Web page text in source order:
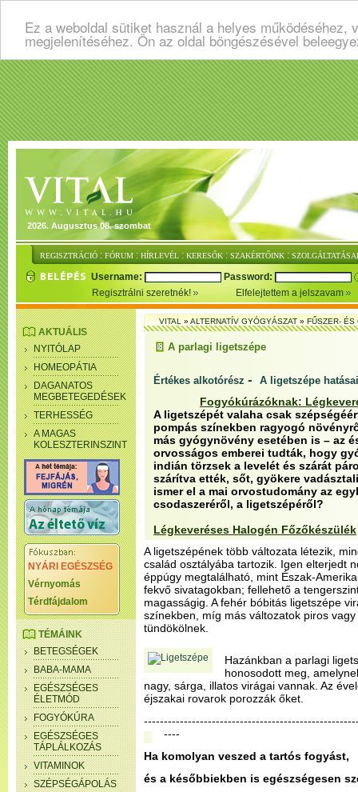
Ez a weboldal sütiket használ a helyes
megjelenítéséhez. Ön az oldal böngészésével
2026. Augusztus 08. szombat
REGISZTRÁCIÓ : FÓRUM : HÍRLEVÉL : KERESŐK : SZAKÉRTŐINK :
Username:
Password:
Regisztrálni szeretnék!
Elfelejtettem a jelszavam
AKTUÁLIS
NYITÓLAP
HOMEOPÁTIA
DAGANATOS
MEGBETEGEDÉSEK
TERHESSÉG
A MAGAS
KOLESZTERINSZINT
NYÁRI EGÉSZSÉG
Vérnyomás
Térdfájdalom
TÉMÁINK
BETEGSÉGEK
BABA-MAMA
EGÉSZSÉGES
ÉLETMÓD
FOGYÓKÚRA
EGÉSZSÉGES
TÁPLÁLKOZÁS
VITAMINOK
SZÉPSÉGÁPOLÁS
VITAL»ALTERNATÍV GYÓGYÁSZAT»FŰSZER- ÉS
A parlagi ligetszépe
Értékes alkotórész - A ligetszépe hatásai
Fogyókúrázóknak:
A ligetszépét valaha csak
pompás színekben ragyogó
más gyógynövény esetében is – az
orvosságos emberei tudták, hogy
indián törzsek a levelét és szárát
szárítva ették, sőt, gyökere
ismer el a mai orvostudomány az
csodaszeréről, a ligetszépéről?
Légkeveréses Halogén Főzőkészülék
A ligetszépének több változata létezik,
család osztályába tartozik. Igen elterjedt
éppúgy megtalálható, mint Észak-
fekvő sivatagokban; fellehető a
magasságig. A fehér bóbitás ligetszépe
színekben, míg más változatok piros
tündökölnek.
Hazánkban a parlagi
honosodott meg,
nagy, sárga, illatos virágai vannak. Az
éjszakai rovarok porozzák őket.
----
Ha komolyan veszed a tartós fogyást,
és a későbbiekben is egészségesen